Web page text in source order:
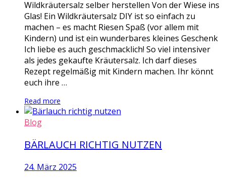
Wildkräutersalz selber herstellen Von der Wiese ins
Glas! Ein Wildkräutersalz DIY ist so einfach zu
machen – es macht Riesen Spaß (vor allem mit
Kindern) und ist ein wunderbares kleines Geschenk
Ich liebe es auch geschmacklich! So viel intensiver
als jedes gekaufte Kräutersalz. Ich darf dieses
Rezept regelmäßig mit Kindern machen. Ihr könnt
euch ihre …
Read more
Blog
BÄRLAUCH RICHTIG NUTZEN
24. März 2025